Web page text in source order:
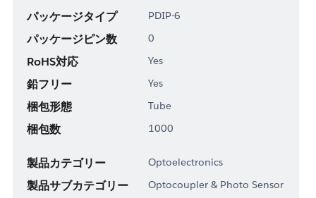
パッケージタイプ PDIP-6
パッケージピン数 0
RoHS対応 Yes
鉛フリー Yes
梱包形態 Tube
梱包数 1000
製品カテゴリー Optoelectronics
製品サブカテゴリー Optocoupler & Photo Sensor